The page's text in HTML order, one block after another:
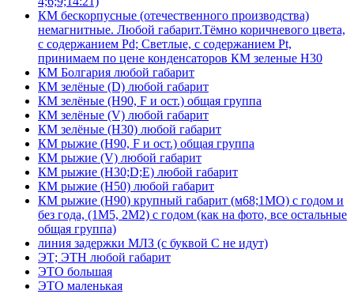
КМ бескорпусные (отечественного производства)
немагнитные. Любой габарит.Тёмно коричневого цвета,
с содержанием Pd; Светлые, с содержанием Pt,
принимаем по цене конденсаторов КМ зеленые Н30
КМ Болгария любой габарит
КМ зелёные (D) любой габарит
КМ зелёные (H90, F и ост.) общая группа
КМ зелёные (V) любой габарит
КМ зелёные (Н30) любой габарит
КМ рыжие (H90, F и ост.) общая группа
КМ рыжие (V) любой габарит
КМ рыжие (Н30;D;E) любой габарит
КМ рыжие (Н50) любой габарит
КМ рыжие (Н90) крупный габарит (м68;1МО) с годом и
без года, (1М5, 2М2) с годом (как на фото, все остальные
общая группа)
линия задержки МЛЗ (с буквой С не идут)
ЭТ; ЭТН любой габарит
ЭТО большая
ЭТО маленькая